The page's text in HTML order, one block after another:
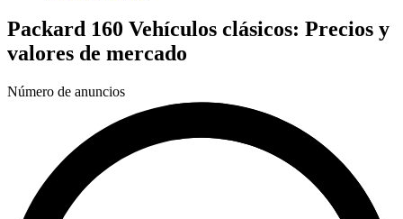
Packard 160 Vehículos clásicos: Precios y
valores de mercado
Número de anuncios